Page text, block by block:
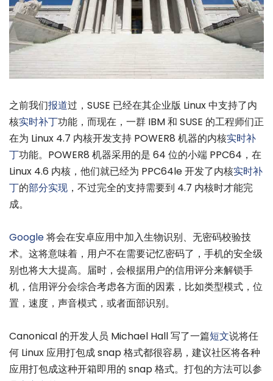
之前我们报道过，SUSE 已经在其企业版 Linux 中支持了内
核实时补丁功能，而现在，一群 IBM 和 SUSE 的工程师们正
在为 Linux 4.7 内核开发支持 POWER8 机器的内核实时补
丁功能。POWER8 机器采用的是 64 位的小端 PPC64，在
Linux 4.6 内核，他们就已经为 PPC64le 开发了内核实时补
丁的部分实现 ，不过完全的支持需要到 4.7 内核时才能完
成。
Google将会在安卓应用中加入生物识别、无密码校验技
术。这将意味着，用户不在需要记忆密码了，手机的安全级
别也将大大提高。届时，会根据用户的信用评分来解锁手
机，信用评分会综合考虑各方面的因素，比如类型模式，位
置，速度，声音模式，或者面部识别。
Canonical 的开发人员 Michael Hall 写了一篇短文说将任
何 Linux 应用打包成 snap 格式都很容易，建议社区将各种
应用打包成这种开箱即用的 snap 格式。打包的方法可以参